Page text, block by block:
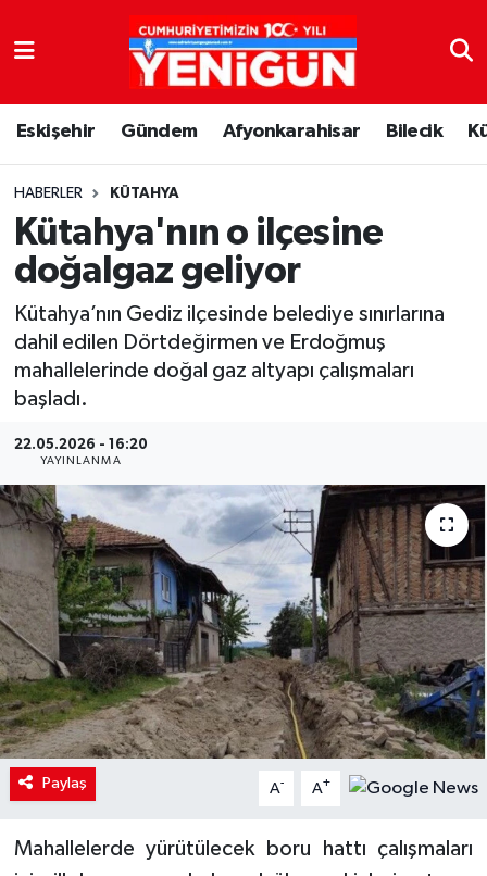
Eskişehir Gündem Afyonkarahisar Bilecik
HABERLER KÜTAHYA
Kütahya'nın o ilçesine
doğalgaz geliyor
Kütahya’nın Gediz ilçesinde belediye sınırlarına
dahil edilen Dörtdeğirmen ve Erdoğmuş
mahallelerinde doğal gaz altyapı çalışmaları
başladı.
22.05.2026 - 16:20
YAYINLANMA
Paylaş A- A+
Mahallelerde yürütülecek boru hattı çalışmaları
Nöbetçi Eczaneler
Hava Durumu
Trafik Durumu
Süper Lig Puan Durumu ve Fikstür
Tüm Manşetler
Son Dakika Haberleri